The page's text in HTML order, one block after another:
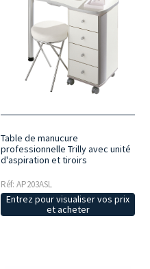
Table de manucure
professionnelle Trilly avec unité
d'aspiration et tiroirs
Réf: AP203ASL
Entrez pour visualiser vos prix
et acheter